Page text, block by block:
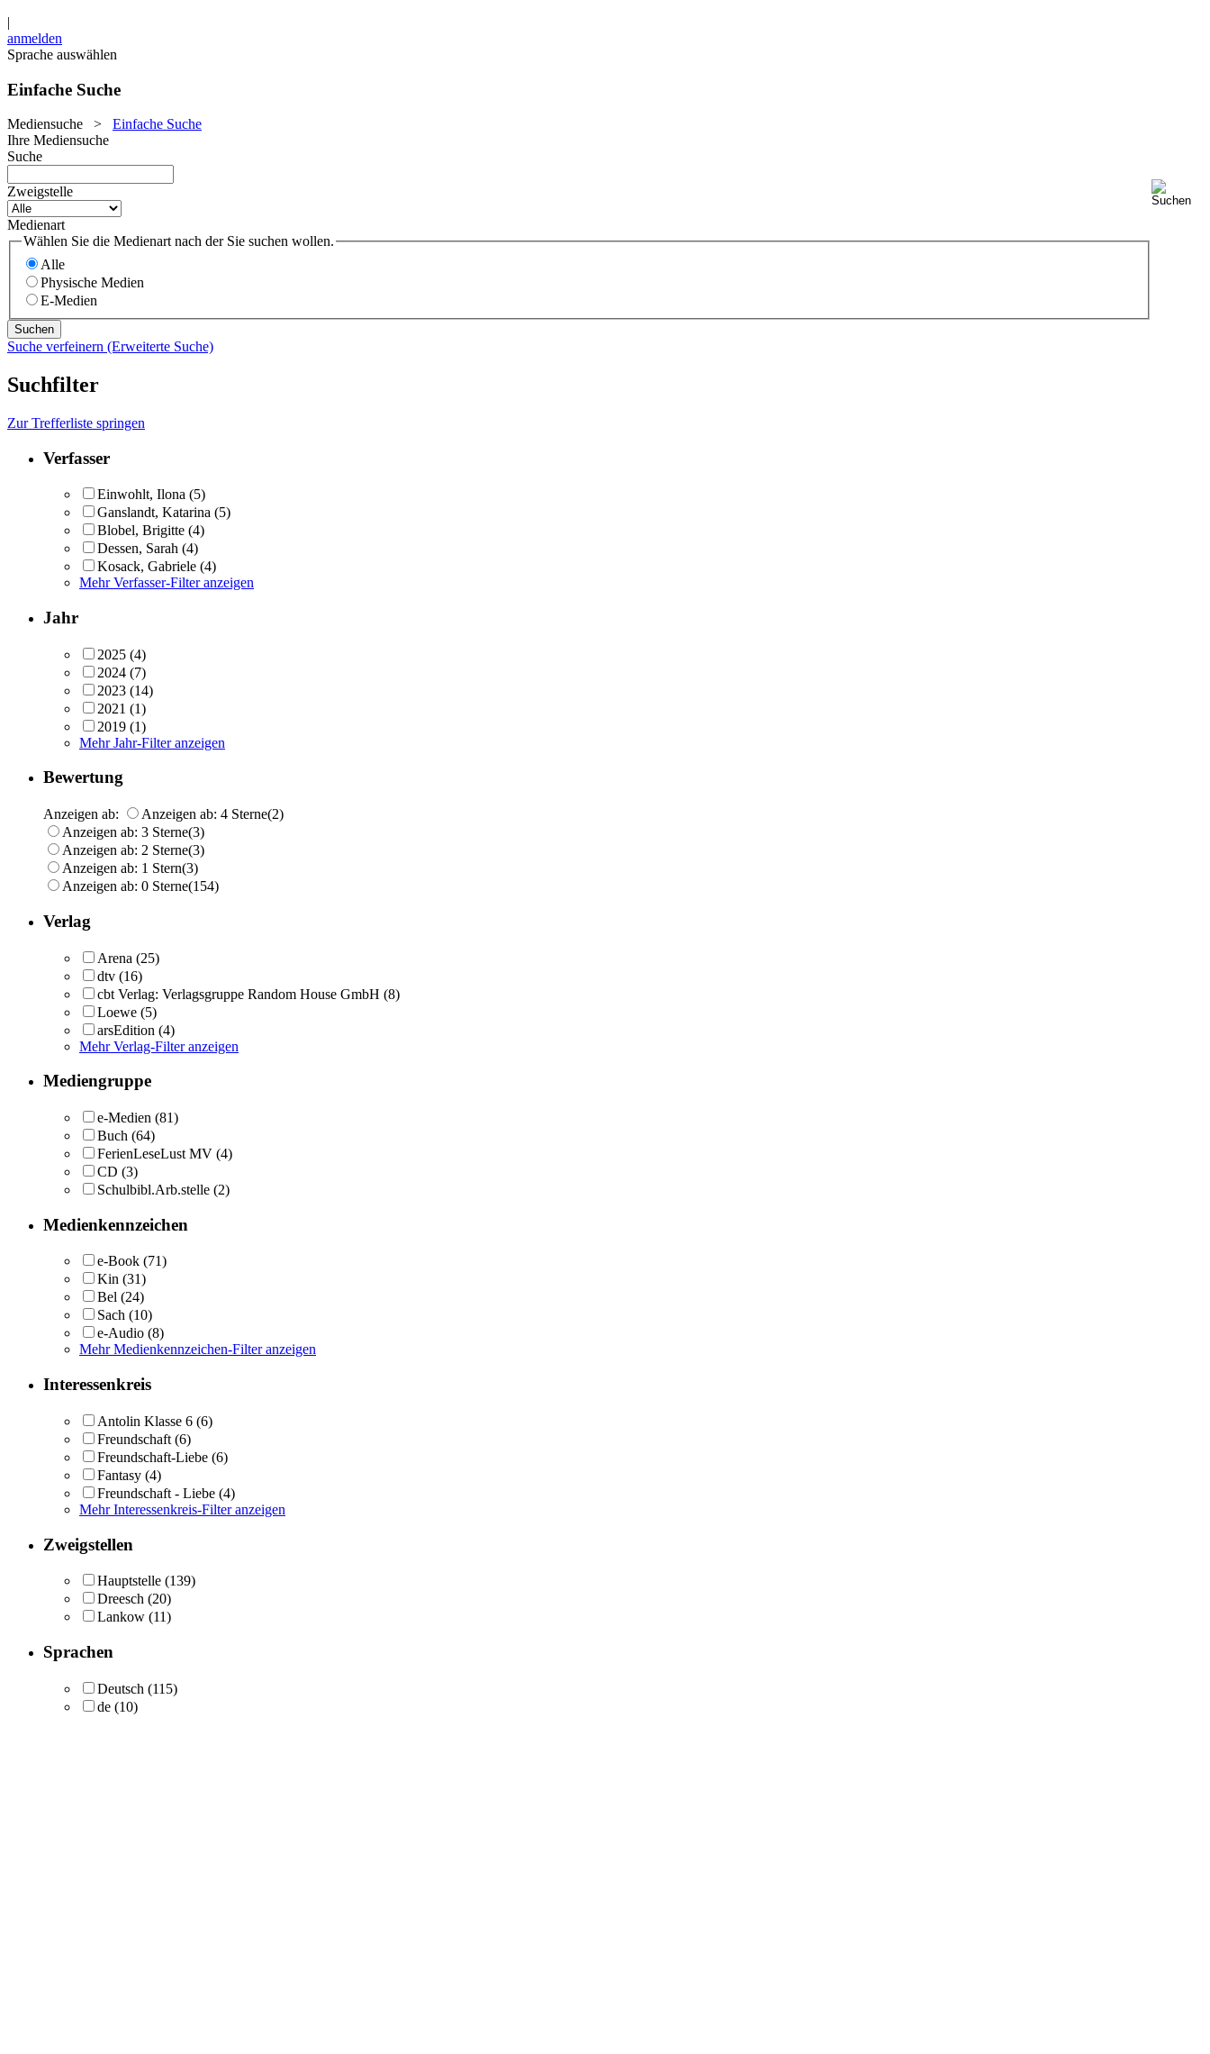
|
anmelden
Sprache auswählen
Einfache Suche
Mediensuche > Einfache Suche
Ihre Mediensuche
Suche
Zweigstelle
Medienart
Wählen Sie die Medienart nach der Sie suchen wollen.
Alle
Physische Medien
E-Medien
Suche verfeinern (Erweiterte Suche)
Suchfilter
Zur Trefferliste springen
Verfasser
Einwohlt, Ilona (5)
Ganslandt, Katarina (5)
Blobel, Brigitte (4)
Dessen, Sarah (4)
Kosack, Gabriele (4)
Mehr Verfasser-Filter anzeigen
Jahr
2025 (4)
2024 (7)
2023 (14)
2021 (1)
2019 (1)
Mehr Jahr-Filter anzeigen
Bewertung
Anzeigen ab: Anzeigen ab: 4 Sterne(2)
Anzeigen ab: 3 Sterne(3)
Anzeigen ab: 2 Sterne(3)
Anzeigen ab: 1 Stern(3)
Anzeigen ab: 0 Sterne(154)
Verlag
Arena (25)
dtv (16)
cbt Verlag: Verlagsgruppe Random House GmbH (8)
Loewe (5)
arsEdition (4)
Mehr Verlag-Filter anzeigen
Mediengruppe
e-Medien (81)
Buch (64)
FerienLeseLust MV (4)
CD (3)
Schulbibl.Arb.stelle (2)
Medienkennzeichen
e-Book (71)
Kin (31)
Bel (24)
Sach (10)
e-Audio (8)
Mehr Medienkennzeichen-Filter anzeigen
Interessenkreis
Antolin Klasse 6 (6)
Freundschaft (6)
Freundschaft-Liebe (6)
Fantasy (4)
Freundschaft - Liebe (4)
Mehr Interessenkreis-Filter anzeigen
Zweigstellen
Hauptstelle (139)
Dreesch (20)
Lankow (11)
Sprachen
Deutsch (115)
de (10)